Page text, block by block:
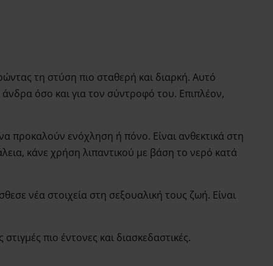
τη στύση πιο σταθερή και διαρκή. Αυτό
όσο και για τον σύντροφό του. Επιπλέον,
προκαλούν ενόχληση ή πόνο. Είναι ανθεκτικά στη
κάνε χρήση λιπαντικού με βάση το νερό κατά
νέα στοιχεία στη σεξουαλική τους ζωή. Είναι
πιο έντονες και διασκεδαστικές.